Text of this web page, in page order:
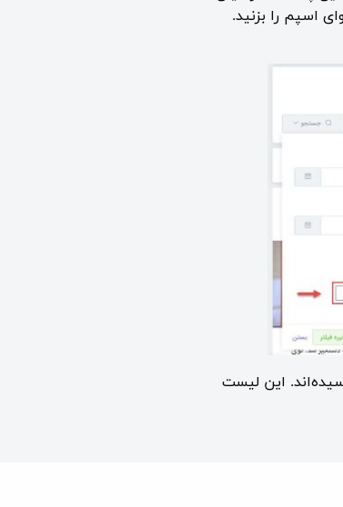
اسپم را بزنید.
این لیست